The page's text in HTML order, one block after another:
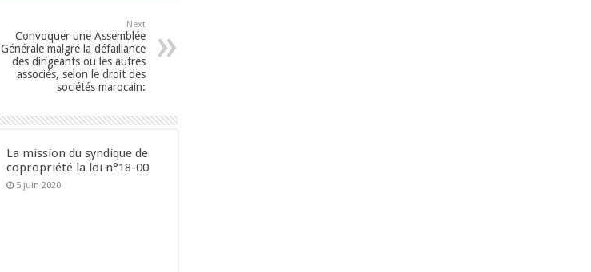
Next
Convoquer une Assemblée
Générale malgré la défaillance
des dirigeants ou les autres
associés, selon le droit des
sociétés marocain:
La mission du syndique de
copropriété la loi n°18-00
5 juin 2020